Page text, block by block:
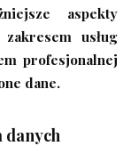
aspekty
usług
profesjonalnej
dane.
danych